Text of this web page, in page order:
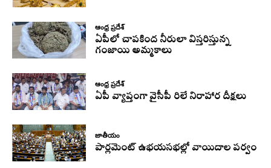
ఆంధ్ర ప్రదేశ్
ఏపీలో చాపకింద నీరులా విస్తరిస్తున్న
గంజాయి అమ్మకాలు
ఆంధ్ర ప్రదేశ్
ఏపీ వ్యాప్తంగా వైసీపీ రిలే నిరాహార దీక్షలు
జాతీయం
పార్లమెంట్ ఉభయసభల్లో వాయిదాల పర్వం